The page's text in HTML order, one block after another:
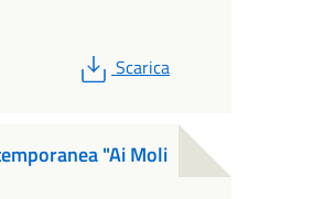
PDF
Scarica
"Ai Moli